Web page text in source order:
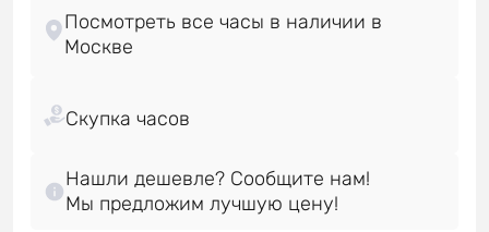
Посмотреть все часы в наличии в
Нашли дешевле? Сообщите нам!
Мы предложим лучшую цену!